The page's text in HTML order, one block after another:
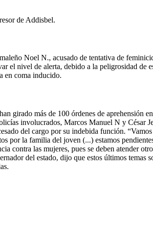
de Addisbel.
Noel N., acusado de tentativa de
el nivel de alerta, debido a la peligrosidad de
en coma inducido.
girado más de 100 órdenes de aprehensión
involucrados, Marcos Manuel N y César
del cargo por su indebida función.
por la familia del joven (...) estamos
contra las mujeres, pues se deben atender
del estado, dijo que estos últimos temas